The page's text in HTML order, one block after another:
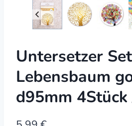
Untersetzer Set
Lebensbaum
d95mm